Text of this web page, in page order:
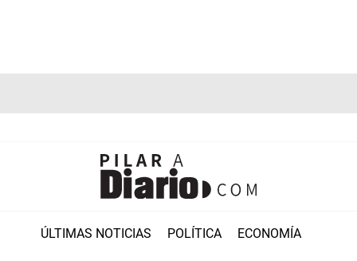
ÚLTIMAS NOTICIAS POLÍTICA ECONOMÍA